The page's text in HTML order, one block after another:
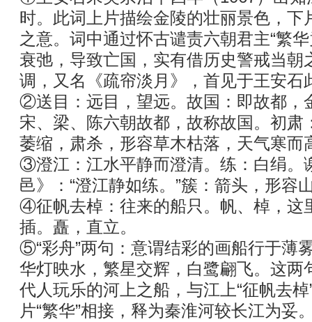
时。此词上片描绘金陵的壮丽景色，下
之意。词中通过怀古谴责六朝君主“繁
衰弛，导致亡国，实有借历史警戒当朝
调，又名《疏帘淡月》，首见于王安石
②送目：远目，望远。故国：即故都，
宋、梁、陈六朝故都，故称故国。初肃
萎缩，肃杀，形容草木枯落，天气寒而
③澄江：江水平静而澄清。练：白绢。
邑》：“澄江静如练。”簇：箭头，形容
④征帆去棹：往来的船只。帆、棹，这
插。矗，直立。
⑤“彩舟”两句：意谓结彩的画船行于薄
华灯映水，繁星交辉，白鹭翩飞。这两
代人玩乐的河上之船，与江上“征帆去
片“繁华”相接，释为秦淮河较长江为妥